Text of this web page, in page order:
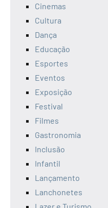
Cinemas
Cultura
Dança
Educação
Esportes
Eventos
Exposição
Festival
Filmes
Gastronomia
Inclusão
Infantil
Lançamento
Lanchonetes
Lazer e Turismo